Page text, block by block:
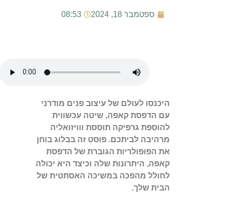
ספטמבר 18, 2024 08:53
היכנסו לעולם של עיצוב פנים מודרני
עם הדפסת קאפה, שיטה עכשווית
להוספת גרפיקה תוססת ווויזואליה
מרהיבה לביתכם. פוסט זה בבלוג בוחן
את הפופולריות הגוברת של הדפסת
קאפה, היתרונות שלה וכיצד היא יכולה
לחולל מהפכה במשיכה האסתטית של
הבית שלך.